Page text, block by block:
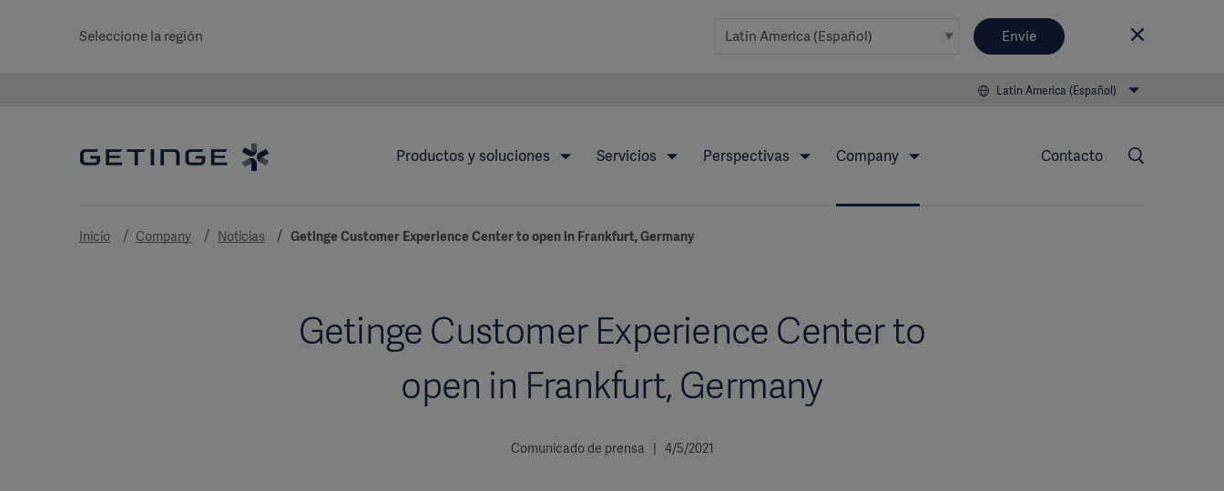
Seleccione la región Envíe
Latin America (Español)
Productos y soluciones Servicios Perspectivas Company Contacto
Inicio Company Noticias Getinge Customer Experience Center to open in Frankfurt, Germany
Getinge Customer Experience Center to
open in Frankfurt, Germany
Comunicado de prensa | 4/5/2021